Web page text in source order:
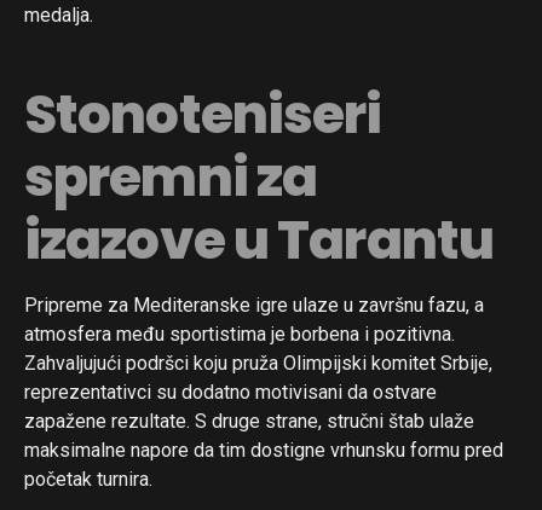
medalja.
Stonoteniseri
spremni za
izazove u Tarantu
Pripreme za Mediteranske igre ulaze u završnu fazu, a
atmosfera među sportistima je borbena i pozitivna.
Zahvaljujući podršci koju pruža Olimpijski komitet Srbije,
reprezentativci su dodatno motivisani da ostvare
zapažene rezultate. S druge strane, stručni štab ulaže
maksimalne napore da tim dostigne vrhunsku formu pred
početak turnira.